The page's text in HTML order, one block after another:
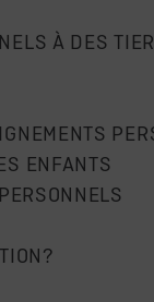
À DES
ENFANTS